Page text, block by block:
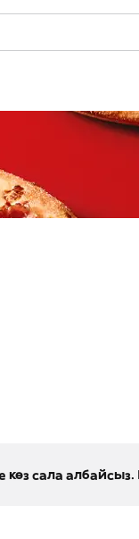
сала албайсыз.